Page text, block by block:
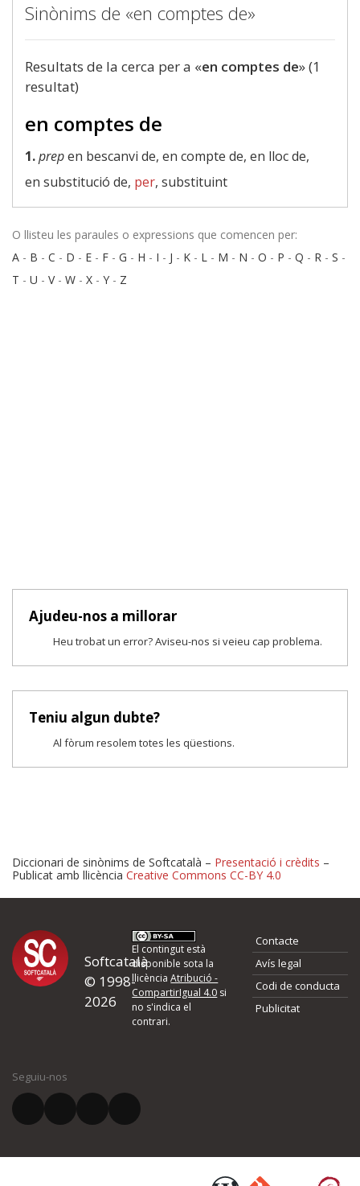
Sinònims de «en comptes de»
Resultats de la cerca per a «en comptes de» (1
resultat)
en comptes de
1.prepen bescanvi de, en compte de, en lloc de,
en substitució de, per, substituint
O llisteu les paraules o expressions que comencen per:
A - B - C - D - E - F - G - H - I - J - K - L - M - N - O - P - Q - R - S -
T - U - V- W - X - Y - Z
Ajudeu-nos a millorar
Heu trobat un error? Aviseu-nos si veieu cap problema.
Teniu algun dubte?
Al fòrum resolem totes les qüestions.
Proposeu-nos millores o
d'errors
Si heu trobat un error o voleu proposar alguna millora, ompliu els
quina és la millora que proposeu o l'error del qual voleu informar-
El vostre correu electrònic *
Diccionari de sinònims de Softcatalà – Presentació i crèdits –
Publicat amb llicència Creative Commons CC-BY 4.0
Softcatalà
© 1998-
2026
El contingut està
disponible sota la
llicènciaAtribució -
CompartirIgual 4.0 si
no s'indica el
contrari.
Contacte
Avís legal
Codi de conducta
Publicitat
Seguiu-nos